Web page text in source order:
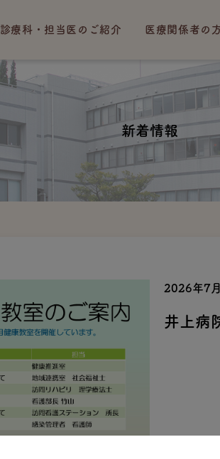
診療科・担当医のご紹介 医療関係者の
新着情報
2026年7
井上病